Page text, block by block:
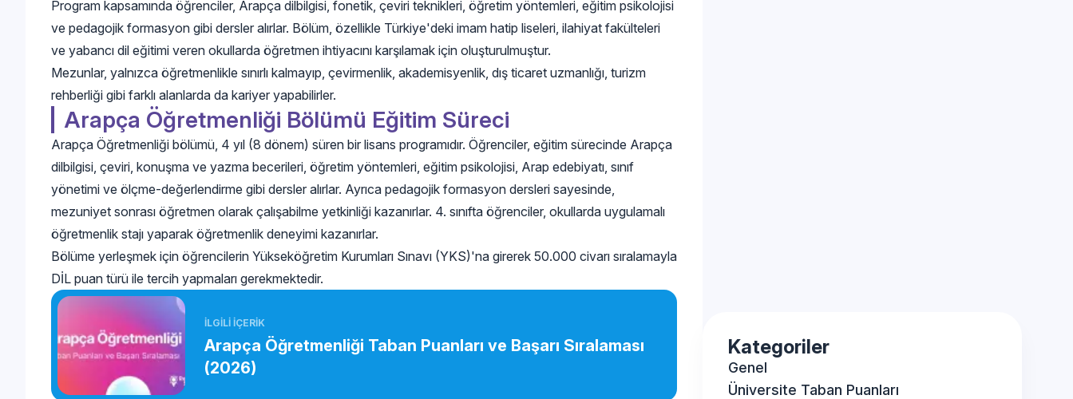
Program kapsamında öğrenciler, Arapça dilbilgisi, fonetik, çeviri teknikleri, öğretim yöntemleri, eğitim psikolojisi
ve pedagojik formasyon gibi dersler alırlar. Bölüm, özellikle Türkiye'deki imam hatip liseleri, ilahiyat fakülteleri
ve yabancı dil eğitimi veren okullarda öğretmen ihtiyacını karşılamak için oluşturulmuştur.
Mezunlar, yalnızca öğretmenlikle sınırlı kalmayıp, çevirmenlik, akademisyenlik, dış ticaret uzmanlığı, turizm
rehberliği gibi farklı alanlarda da kariyer yapabilirler.
Arapça Öğretmenliği Bölümü Eğitim Süreci
Arapça Öğretmenliği bölümü, 4 yıl (8 dönem) süren bir lisans programıdır. Öğrenciler, eğitim sürecinde Arapça
dilbilgisi, çeviri, konuşma ve yazma becerileri, öğretim yöntemleri, eğitim psikolojisi, Arap edebiyatı, sınıf
yönetimi ve ölçme-değerlendirme gibi dersler alırlar. Ayrıca pedagojik formasyon dersleri sayesinde,
mezuniyet sonrası öğretmen olarak çalışabilme yetkinliği kazanırlar. 4. sınıfta öğrenciler, okullarda uygulamalı
öğretmenlik stajı yaparak öğretmenlik deneyimi kazanırlar.
Bölüme yerleşmek için öğrencilerin Yükseköğretim Kurumları Sınavı (YKS)'na girerek 50.000 civarı sıralamayla
DİL puan türü ile tercih yapmaları gerekmektedir.
İLGİLİ İÇERİK
Arapça Öğretmenliği Taban Puanları ve Başarı Sıralaması
(2026)
Kategoriler
Genel
Üniversite Taban Puanları